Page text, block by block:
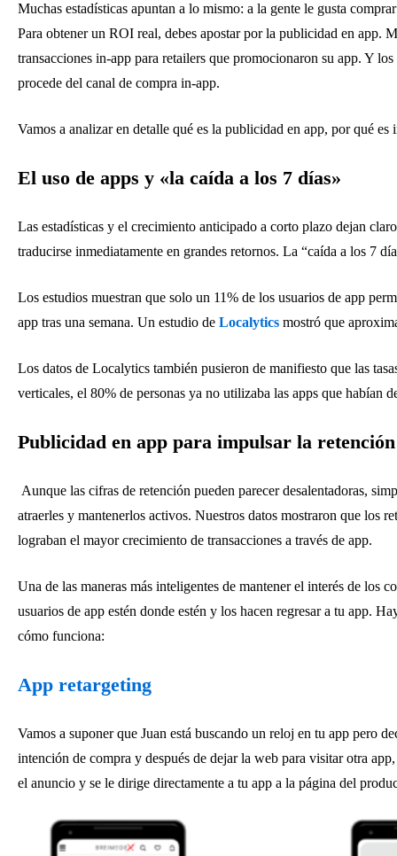
Muchas estadísticas apuntan a lo mismo: a la gente le gusta
Para obtener un ROI real, debes apostar por la publicidad en app.
transacciones in-app para retailers que promocionaron su app. Y los
procede del canal de compra in-app.
Vamos a analizar en detalle qué es la publicidad en app, por qué es
El uso de apps y «la caída a los 7 días»
Las estadísticas y el crecimiento anticipado a corto plazo dejan
traducirse inmediatamente en grandes retornos. La “caída a los 7
Los estudios muestran que solo un 11% de los usuarios de app
app tras una semana. Un estudio de Localytics mostró que
Los datos de Localytics también pusieron de manifiesto que las
verticales, el 80% de personas ya no utilizaba las apps que habían
Publicidad en app para impulsar la retención
Aunque las cifras de retención pueden parecer desalentadoras,
atraerles y mantenerlos activos. Nuestros datos mostraron que los
lograban el mayor crecimiento de transacciones a través de app.
Una de las maneras más inteligentes de mantener el interés de los
usuarios de app estén donde estén y los hacen regresar a tu app.
cómo funciona:
App retargeting
Vamos a suponer que Juan está buscando un reloj en tu app pero
intención de compra y después de dejar la web para visitar otra
el anuncio y se le dirige directamente a tu app a la página del